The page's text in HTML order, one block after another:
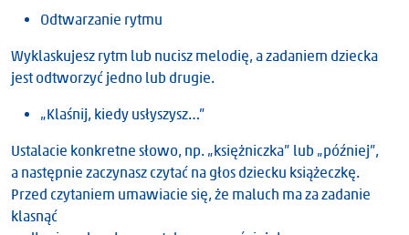
Odtwarzanie rytmu
Wyklaskujesz rytm lub nucisz melodię, a zadaniem dziecka
jest odtworzyć jedno lub drugie.
„Klaśnij, kiedy usłyszysz…”
Ustalacie konkretne słowo, np. „księżniczka” lub „później”,
a następnie zaczynasz czytać na głos dziecku książeczkę.
Przed czytaniem umawiacie się, że maluch ma za zadanie
klasnąć